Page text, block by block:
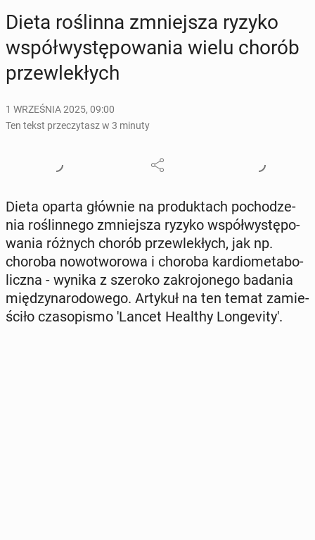
Dieta ro­ślin­na zmniej­sza ryzyko
współ­wy­stę­po­wa­nia wielu chorób
prze­wle­kłych
1 WRZEŚNIA 2025, 09:00
Ten tekst przeczytasz w 3 minuty
Dieta oparta głównie na pro­duk­tach po­cho­dze­
nia ro­ślin­ne­go zmniej­sza ryzyko współ­wy­stę­po­
wa­nia różnych chorób prze­wle­kłych, jak np.
choroba no­wo­two­ro­wa i choroba kar­dio­me­ta­bo­
licz­na - wynika z szeroko za­kro­jo­ne­go badania
mię­dzy­na­ro­do­we­go. Artykuł na ten temat za­mie­
ści­ło cza­so­pi­smo 'Lancet Healthy Lon­ge­vi­ty'.